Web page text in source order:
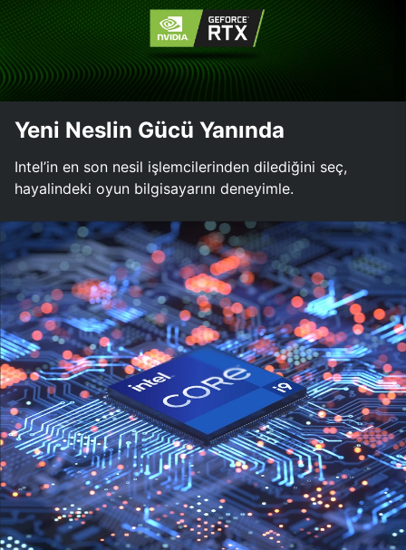
Yeni Neslin Gücü Yanında
Intel’in en son nesil işlemcilerinden dilediğini seç,
hayalindeki oyun bilgisayarını deneyimle.